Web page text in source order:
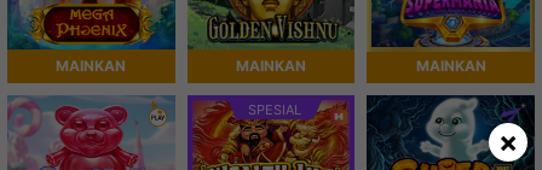
×
MAINKAN MAINKAN MAINKAN
SPESIAL